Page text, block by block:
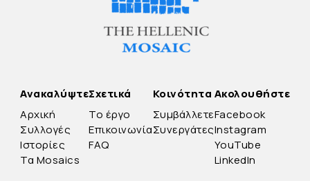
Ανακαλύψτε
Αρχική
Συλλογές
Ιστορίες
Τα Mosaics
Σχετικά
Το έργο
Επικοινωνία
FAQ
Κοινότητα
Συμβάλλετε
Συνεργάτες
Ακολουθήστε
Facebook
Instagram
YouTube
LinkedIn